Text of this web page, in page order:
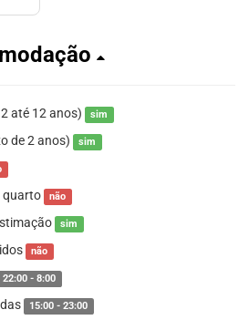
até 12 anos) sim
de 2 anos) sim
quarto não
sim
não
22:00 - 8:00
15:00 - 23:00